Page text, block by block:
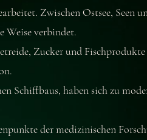
Zwischen Ostsee, Seen
verbindet.
Zucker und
Schiffbaus, haben sich zu
der medizinischen